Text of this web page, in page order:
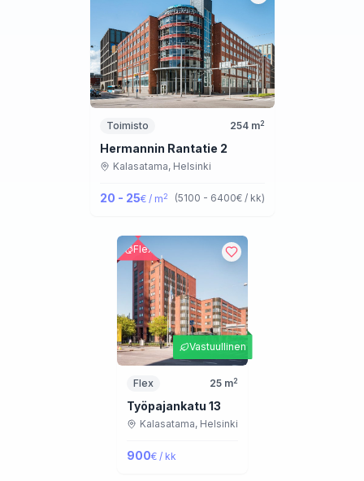
Toimisto 254m2
Hermannin Rantatie 2
Kalasatama, Helsinki
20 - 25€ / m2 (5100 - 6400€ / kk)
Vastuullinen
Flex
Flex 25m2
Työpajankatu 13
Kalasatama, Helsinki
900€ / kk